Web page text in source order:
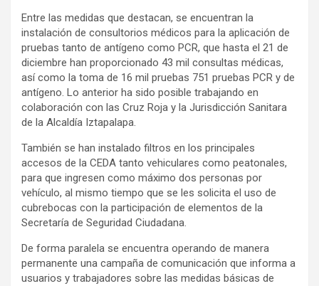
Entre las medidas que destacan, se encuentran la
instalación de consultorios médicos para la aplicación de
pruebas tanto de antígeno como PCR, que hasta el 21 de
diciembre han proporcionado 43 mil consultas médicas,
así como la toma de 16 mil pruebas 751 pruebas PCR y de
antígeno. Lo anterior ha sido posible trabajando en
colaboración con las Cruz Roja y la Jurisdicción Sanitara
de la Alcaldía Iztapalapa.
También se han instalado filtros en los principales
accesos de la CEDA tanto vehiculares como peatonales,
para que ingresen como máximo dos personas por
vehículo, al mismo tiempo que se les solicita el uso de
cubrebocas con la participación de elementos de la
Secretaría de Seguridad Ciudadana.
De forma paralela se encuentra operando de manera
permanente una campaña de comunicación que informa a
usuarios y trabajadores sobre las medidas básicas de